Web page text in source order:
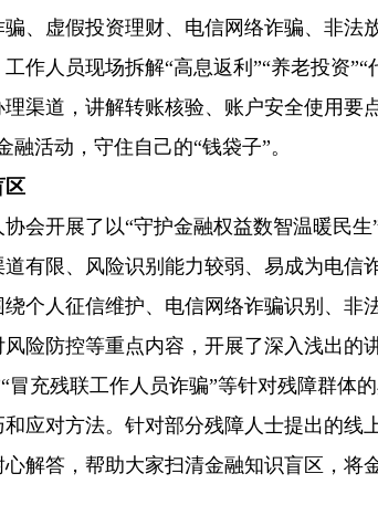
、虚假投资理财、电信网络诈骗、非法
作人员现场拆解“高息返利”“养老投资
渠道，讲解转账核验、账户安全使用要
活动，守住自己的“钱袋子”。
区
会开展了以“守护金融权益数智温暖民
有限、风险识别能力较弱、易成为电信
个人征信维护、电信网络诈骗识别、非
险防控等重点内容，开展了深入浅出的
冒充残联工作人员诈骗”等针对残障群体
应对方法。针对部分残障人士提出的线
解答，帮助大家扫清金融知识盲区，将